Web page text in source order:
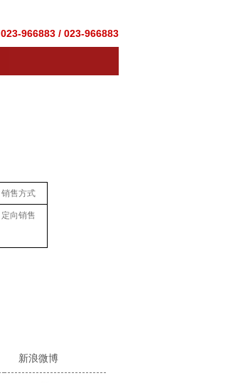
023-966883 / 023-966883
销售方式
定向销售
新浪微博